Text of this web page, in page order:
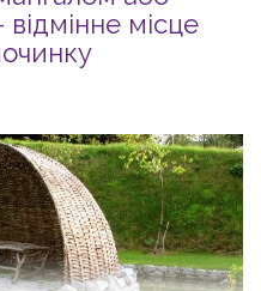
місце